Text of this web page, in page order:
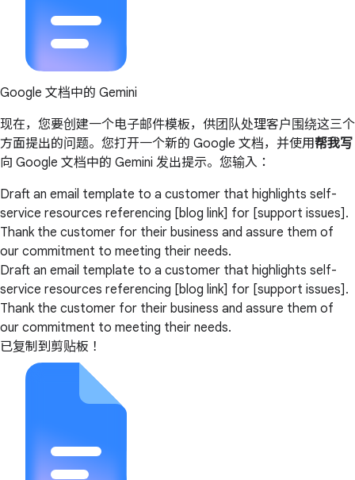
Google 文档中的 Gemini
现在，您要创建一个电子邮件模板，供团队处理客户围绕这三个
方面提出的问题。您打开一个新的 Google 文档，并使用帮我写
向 Google 文档中的 Gemini 发出提示。您输入：
Draft an email template to a customer that highlights self-
service resources referencing [blog link] for [support issues].
Thank the customer for their business and assure them of
our commitment to meeting their needs.
Draft an email template to a customer that highlights self-
service resources referencing [blog link] for [support issues].
Thank the customer for their business and assure them of
our commitment to meeting their needs.
已复制到剪贴板！